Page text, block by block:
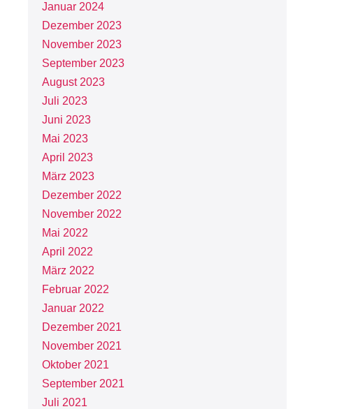
Januar 2024
Dezember 2023
November 2023
September 2023
August 2023
Juli 2023
Juni 2023
Mai 2023
April 2023
März 2023
Dezember 2022
November 2022
Mai 2022
April 2022
März 2022
Februar 2022
Januar 2022
Dezember 2021
November 2021
Oktober 2021
September 2021
Juli 2021